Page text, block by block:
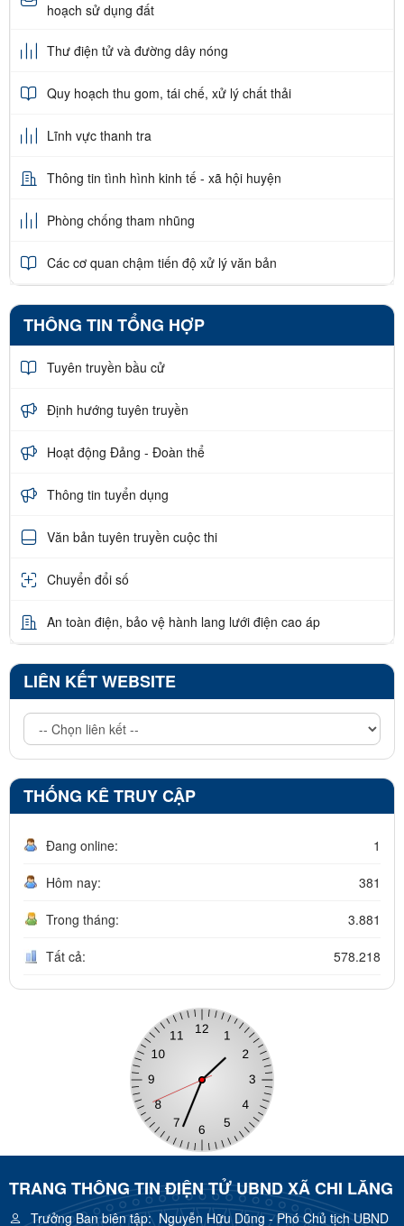
hoạch sử dụng đất
Thư điện tử và đường dây nóng
Quy hoạch thu gom, tái chế, xử lý chất thải
Lĩnh vực thanh tra
Thông tin tình hình kinh tế - xã hội huyện
Phòng chống tham nhũng
Các cơ quan chậm tiến độ xử lý văn bản
THÔNG TIN TỔNG HỢP
Tuyên truyền bầu cử
Định hướng tuyên truyền
Hoạt động Đảng - Đoàn thể
Thông tin tuyển dụng
Văn bản tuyên truyền cuộc thi
Chuyển đổi số
An toàn điện, bảo vệ hành lang lưới điện cao áp
LIÊN KẾT WEBSITE
THỐNG KÊ TRUY CẬP
Đang online: 1
Hôm nay: 381
Trong tháng: 3.881
Tất cả: 578.218
TRANG THÔNG TIN ĐIỆN TỬ UBND XÃ CHI LĂNG
Trưởng Ban biên tập:Nguyễn Hữu Dũng - Phó Chủ tịch UBND